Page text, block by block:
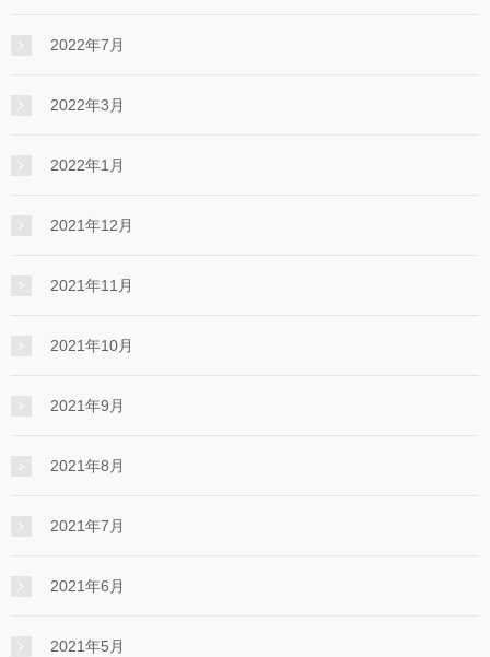
2022年7月
2022年3月
2022年1月
2021年12月
2021年11月
2021年10月
2021年9月
2021年8月
2021年7月
2021年6月
2021年5月